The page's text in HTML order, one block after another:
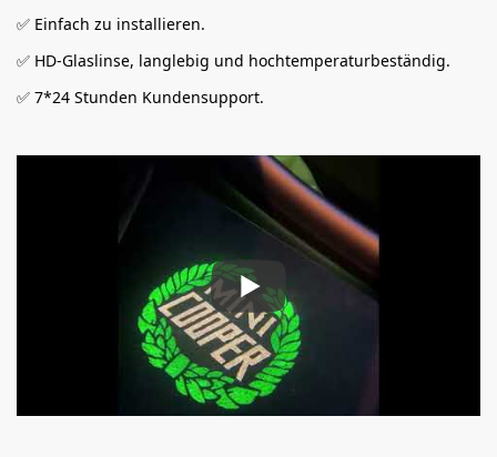
✅ Einfach zu installieren.
✅ HD-Glaslinse, langlebig und hochtemperaturbeständig.
✅ 7*24 Stunden Kundensupport.